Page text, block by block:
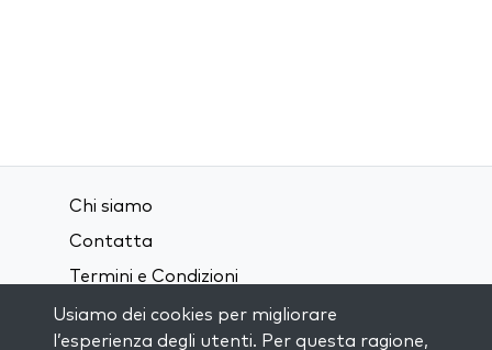
Chi siamo
Contatta
Termini e Condizioni
Privacy Policy
Usiamo dei cookies per migliorare
l’esperienza degli utenti. Per questa ragione,